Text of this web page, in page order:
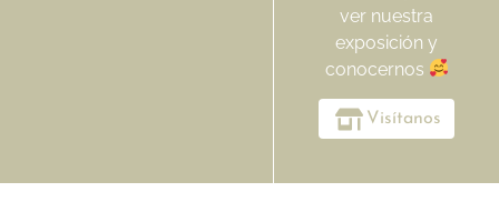
ver nuestra
exposición y
conocernos
Visítanos